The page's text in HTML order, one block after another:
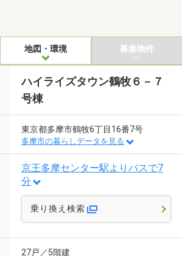
地図・環境 募集物件
ハイライズタウン鶴牧６－７
号棟
東京都多摩市鶴牧6丁目16番7号
多摩市の暮らしデータを見る
京王多摩センター駅よりバスで7
分
乗り換え検索
27戸／5階建